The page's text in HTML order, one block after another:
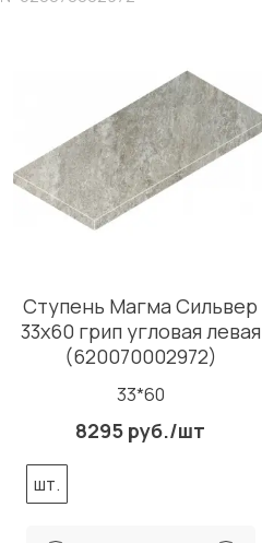
Ступень Магма Сильвер
33x60 грип угловая левая
(620070002972)
33*60
8295 руб./шт
шт.